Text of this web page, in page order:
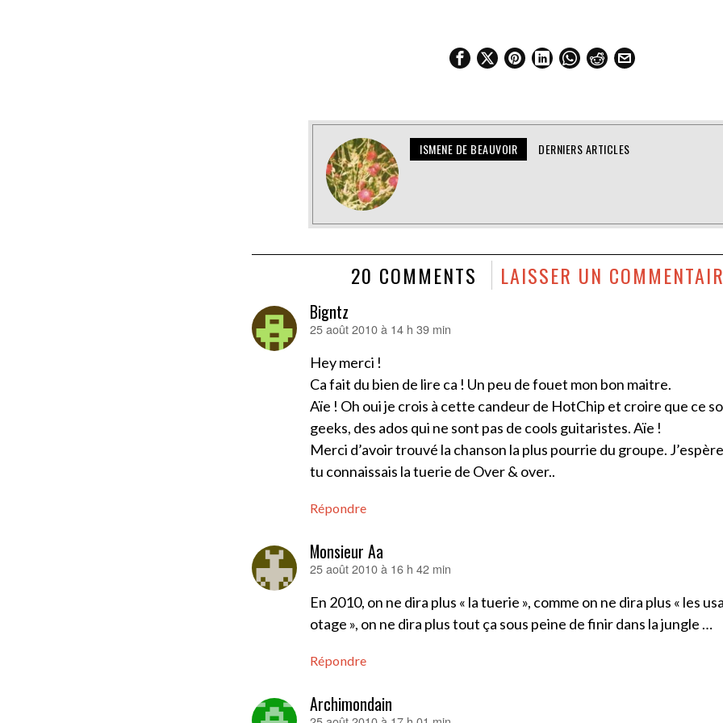
ISMENE DE BEAUVOIR DERNIERS ARTICLES
20 COMMENTS LAISSER UN
Bigntz
dit :
25 août 2010 à 14 h 39 min
Hey merci !
Ca fait du bien de lire ca ! Un peu de fouet mon bon maitre.
Aïe ! Oh oui je crois à cette candeur de HotChip et croire que ce
geeks, des ados qui ne sont pas de cools guitaristes. Aïe !
Merci d’avoir trouvé la chanson la plus pourrie du groupe.
tu connaissais la tuerie de Over & over..
Répondre
Monsieur Aa
dit :
25 août 2010 à 16 h 42 min
En 2010, on ne dira plus « la tuerie », comme on ne dira plus « les
otage », on ne dira plus tout ça sous peine de finir dans la jungle …
Répondre
Archimondain